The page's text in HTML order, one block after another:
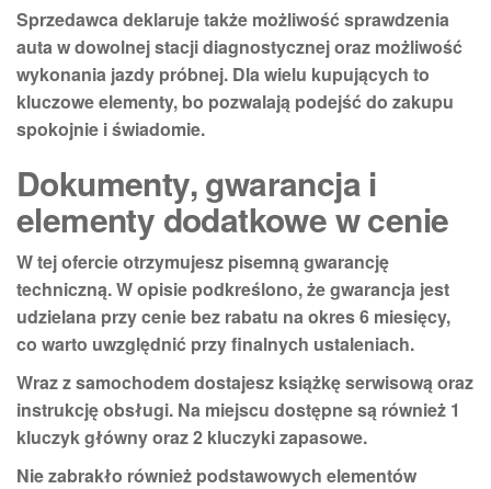
Sprzedawca deklaruje także możliwość sprawdzenia
auta w dowolnej stacji diagnostycznejoraz możliwość
wykonania jazdy próbnej. Dla wielu kupujących to
kluczowe elementy, bo pozwalają podejść do zakupu
spokojnie i świadomie.
Dokumenty, gwarancja i
elementy dodatkowe w cenie
W tej ofercie otrzymujesz pisemną gwarancję
techniczną. W opisie podkreślono, żegwarancja jest
udzielana przy cenie bez rabatu na okres 6 miesięcy,
co warto uwzględnić przy finalnych ustaleniach.
Wraz z samochodem dostajesz książkę serwisowąoraz
instrukcję obsługi. Na miejscu dostępne są również 1
kluczyk główny oraz 2 kluczyki zapasowe.
Nie zabrakło również podstawowych elementów